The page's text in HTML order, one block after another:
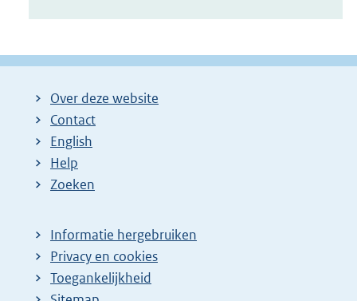
Over deze website
Contact
English
Help
Zoeken
Informatie hergebruiken
Privacy en cookies
Toegankelijkheid